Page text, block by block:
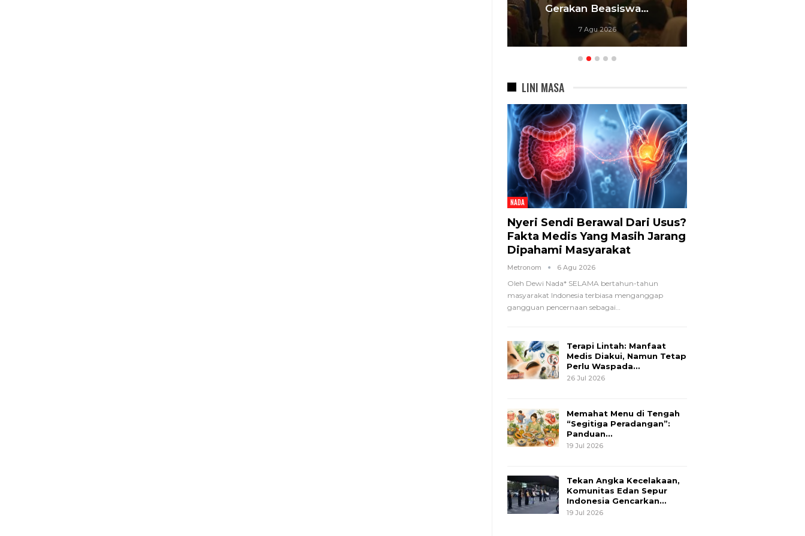
Gerakan Beasiswa…
7 Agu 2026
LINI MASA
NADA
Nyeri Sendi Berawal Dari Usus?
Fakta Medis Yang Masih Jarang
Dipahami Masyarakat
Metronom 6 Agu 2026
Oleh Dewi Nada* SELAMA bertahun-tahun
masyarakat Indonesia terbiasa menganggap
gangguan pencernaan sebagai…
Terapi Lintah: Manfaat
Medis Diakui, Namun Tetap
Perlu Waspada…
26 Jul 2026
Memahat Menu di Tengah
“Segitiga Peradangan”:
Panduan…
19 Jul 2026
Tekan Angka Kecelakaan,
Komunitas Edan Sepur
Indonesia Gencarkan…
19 Jul 2026